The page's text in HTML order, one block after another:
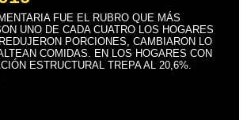
FUE EL RUBRO QUE MÁS
UNO DE CADA CUATRO LOS HOGARES
PORCIONES, CAMBIARON LO
COMIDAS. EN LOS HOGARES CON
ESTRUCTURAL TREPA AL 20,6%.